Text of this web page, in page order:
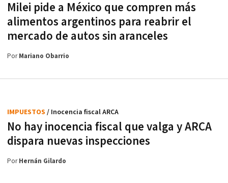
Milei pide a México que compren más
alimentos argentinos para reabrir el
mercado de autos sin aranceles
PorMariano Obarrio
No hay inocencia fiscal que valga y ARCA
dispara nuevas inspecciones
IMPUESTOS / Inocencia fiscal ARCA
PorHernán Gilardo